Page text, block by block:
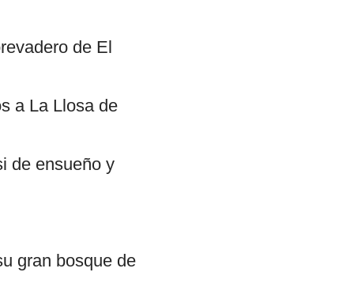
de El
a La Llosa de
de ensueño y
gran bosque de